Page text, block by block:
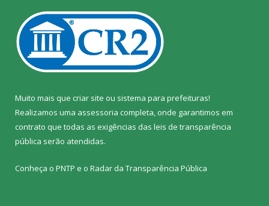
Muito mais que criar site ou sistema para prefeituras!
Realizamos uma assessoria completa, onde garantimos em
contrato que todas as exigências das leis de transparência
pública serão atendidas.
Conheça o PNTP e o Radar da Transparência Pública